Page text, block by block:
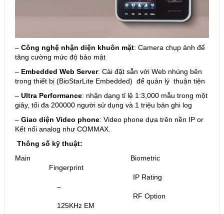
– Công nghệ nhận diện khuôn mặt: Camera chụp ảnh để
tăng cường mức độ bảo mật
– Embedded Web Server: Cài đặt sẵn với Web nhúng bên
trong thiết bị (BioStarLite Embedded) để quản lý thuận tiện
– Ultra Performance: nhận dạng tỉ lệ 1:3,000 mẫu trong một
giây, tối đa 200000 người sử dụng và 1 triệu bản ghi log
– Giao diện Video phone: Video phone dựa trên nền IP or
Kết nối analog như COMMAX.
Thông số kỹ thuật:
Main Biometric
Fingerprint
IP Rating
–
RF Option
125KHz EM